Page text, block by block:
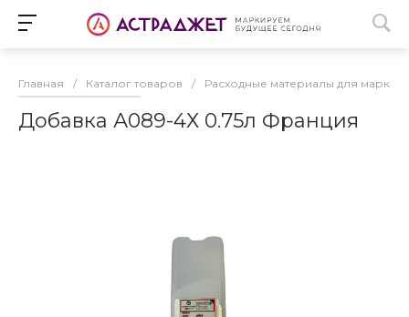
Главная / Каталог товаров / Расходные материалы для
Добавка А089-4Х 0.75л Франция